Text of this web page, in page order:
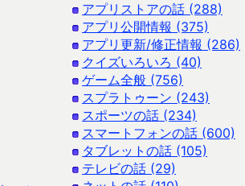
アプリストアの話 (288)
アプリ公開情報 (375)
アプリ更新/修正情報 (286)
クイズいろいろ (40)
ゲーム全般 (756)
スプラトゥーン (243)
スポーツの話 (234)
スマートフォンの話 (600)
タブレットの話 (105)
テレビの話 (29)